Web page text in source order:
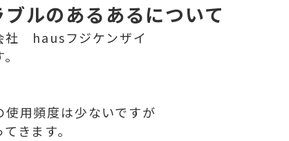
ルのあるあるについて
社 hausフジケンザイ
用頻度は少ないですが
きます。